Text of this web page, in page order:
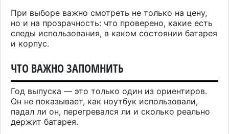
При выборе важно смотреть не только на цену,
но и на прозрачность: что проверено, какие есть
следы использования, в каком состоянии батарея
и корпус.
ЧТО ВАЖНО ЗАПОМНИТЬ
Год выпуска — это только один из ориентиров.
Он не показывает, как ноутбук использовали,
падал ли он, перегревался ли и сколько реально
держит батарея.